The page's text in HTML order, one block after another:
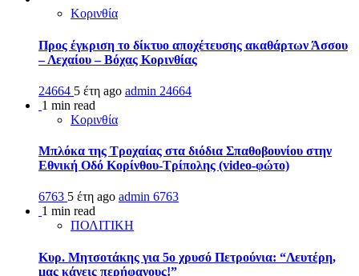
Κορινθία
Προς έγκριση το δίκτυο αποχέτευσης ακαθάρτων Άσσου
– Λεχαίου – Βόχας Κορινθίας
24664 5 έτη ago admin 24664
1 min read
Κορινθία
Μπλόκα της Τροχαίας στα διόδια Σπαθοβουνίου στην
Εθνική Οδό Κορίνθου-Τρίπολης (video-φώτο)
6763 5 έτη ago admin 6763
1 min read
ΠΟΛΙΤΙΚΗ
Κυρ. Μητσοτάκης για 5ο χρυσό Πετρούνια: “Λευτέρη,
μας κάνεις περήφανους!”